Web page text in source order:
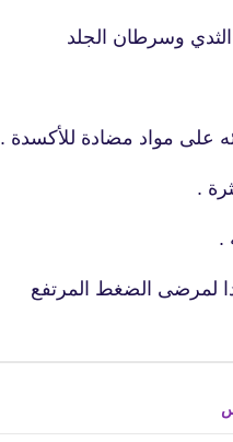
وسرطان الجلد
على مواد مضادة للأكسدة .
.
لمرضى الضغط المرتفع